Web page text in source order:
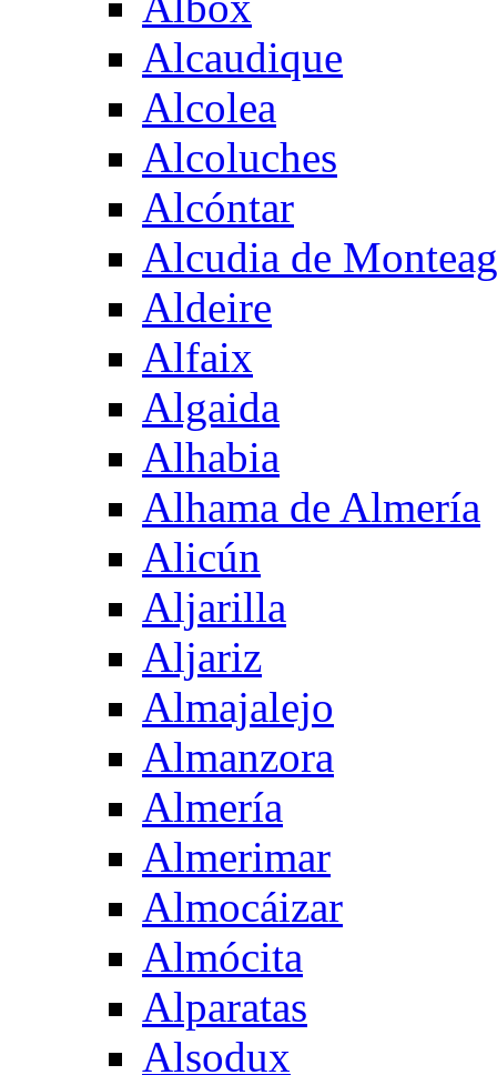
Alcaudique
Alcolea
Alcoluches
Alcóntar
Alcudia de
Aldeire
Alfaix
Algaida
Alhabia
Alhama de Almería
Alicún
Aljarilla
Aljariz
Almajalejo
Almanzora
Almería
Almerimar
Almocáizar
Almócita
Alparatas
Alsodux